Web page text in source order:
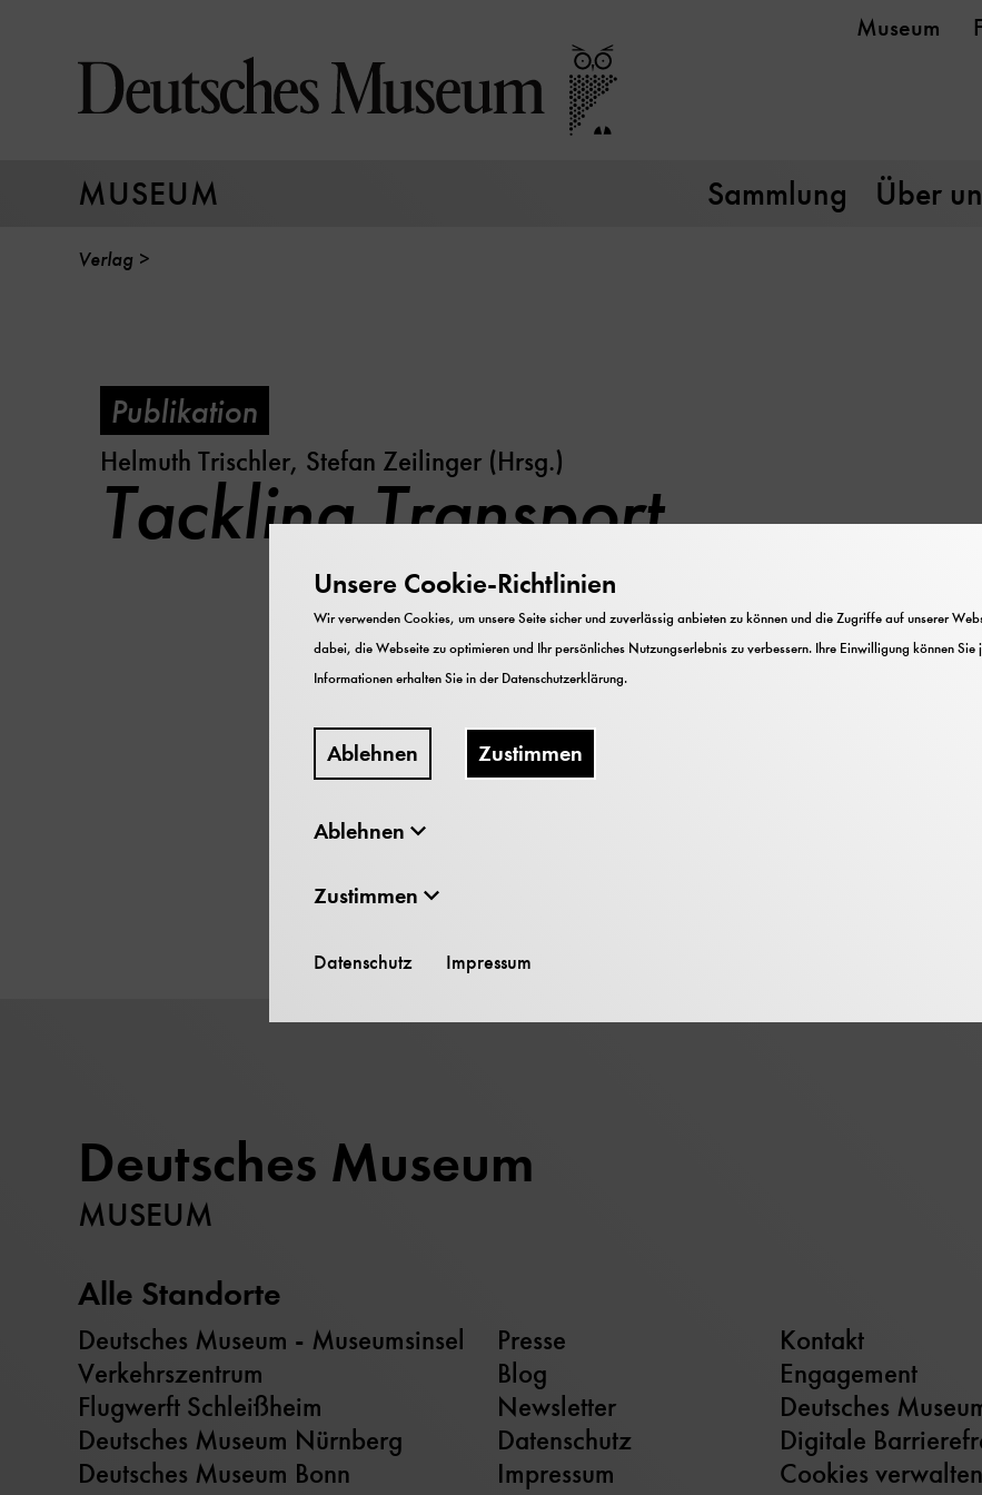
Seiteninhalt
springen
Museum
MUSEUM Sammlung Über
Verlag
Publikation
Helmuth Trischler, Stefan Zeilinger (Hrsg.)
Tackling Transport
Tackling Transport
186 Seiten
Inhaltsverzeichnis
Deutsches Museum
MUSEUM
Alle Standorte
Deutsches Museum - Museumsinsel
Verkehrszentrum
Flugwerft Schleißheim
Deutsches Museum Nürnberg
Deutsches Museum Bonn
Presse
Blog
Newsletter
Datenschutz
Impressum
Kontakt
Engagement
Deutsches
Digitale
Cookies verwalten
Unsere Cookie-Richtlinien
Wir verwenden Cookies, um unsere Seite sicher und zuverlässig anbieten zu können und die Zugriffe auf unserer
dabei, die Webseite zu optimieren und Ihr persönliches Nutzungserlebnis zu verbessern. Ihre Einwilligung können
Informationen erhalten Sie in derDatenschutzerklärung.
Ablehnen Zustimmen
Ablehnen
Zustimmen
Datenschutz Impressum